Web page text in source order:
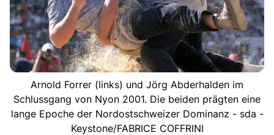
Arnold Forrer (links) und Jörg Abderhalden im
Schlussgang von Nyon 2001. Die beiden prägten eine
lange Epoche der Nordostschweizer Dominanz - sda -
Keystone/FABRICE COFFRINI